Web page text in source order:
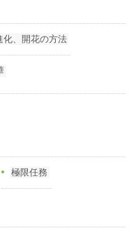
化、開花の方法
極限任務